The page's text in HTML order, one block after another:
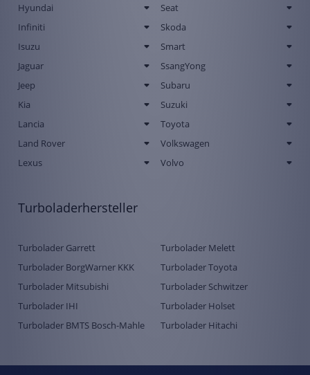
Hyundai
Infiniti
Isuzu
Jaguar
Jeep
Kia
Lancia
Land Rover
Lexus
Seat
Skoda
Smart
SsangYong
Subaru
Suzuki
Toyota
Volkswagen
Volvo
Turboladerhersteller
Turbolader Garrett
Turbolader BorgWarner KKK
Turbolader Mitsubishi
Turbolader IHI
Turbolader BMTS Bosch-Mahle
Turbolader Melett
Turbolader Toyota
Turbolader Schwitzer
Turbolader Holset
Turbolader Hitachi